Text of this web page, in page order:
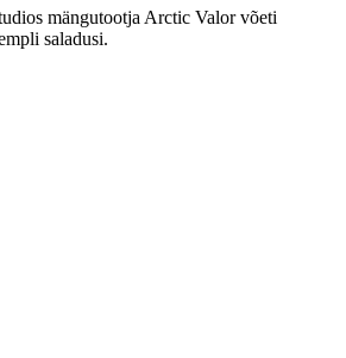
mängutootja Arctic Valor võeti
saladusi.